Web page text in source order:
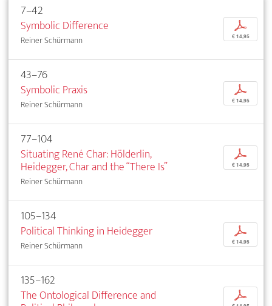
7–42
Symbolic Difference
Reiner Schürmann
p
€ 14,95
43–76
Symbolic Praxis
Reiner Schürmann
p
€ 14,95
77–104
Situating René Char: Hölderlin,
Heidegger, Char and the “There Is”
Reiner Schürmann
p
€ 14,95
105–134
Political Thinking in Heidegger
Reiner Schürmann
p
€ 14,95
135–162
The Ontological Difference and
p